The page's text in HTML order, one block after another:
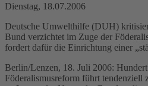
Dienstag, 18.07.2006
Deutsche Umwelthilfe (DUH)
Bund verzichtet im Zuge der
fordert dafür die Einrichtung einer
Berlin/Lenzen, 18. Juli 2006:
Föderalismusreform führt tendenziell